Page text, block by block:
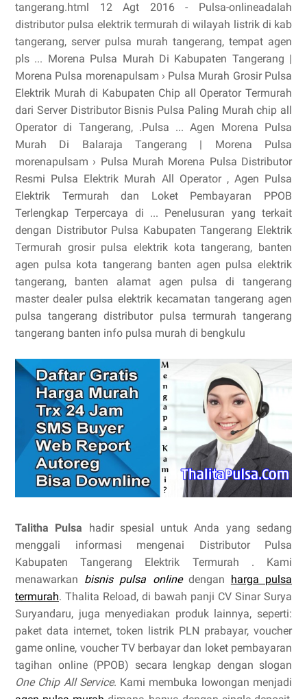
tangerang.html 12 Agt 2016 - Pulsa-onlineadalah
distributor pulsa elektrik termurah di wilayah listrik di kab
tangerang, server pulsa murah tangerang, tempat agen
pls ... Morena Pulsa Murah Di Kabupaten Tangerang |
Morena Pulsa morenapulsam › Pulsa Murah Grosir Pulsa
Elektrik Murah di Kabupaten Chip all Operator Termurah
dari Server Distributor Bisnis Pulsa Paling Murah chip all
Operator di Tangerang, .Pulsa ... Agen Morena Pulsa
Murah Di Balaraja Tangerang | Morena Pulsa
morenapulsam › Pulsa Murah Morena Pulsa Distributor
Resmi Pulsa Elektrik Murah All Operator , Agen Pulsa
Elektrik Termurah dan Loket Pembayaran PPOB
Terlengkap Terpercaya di ... Penelusuran yang terkait
dengan Distributor Pulsa Kabupaten Tangerang Elektrik
Termurah grosir pulsa elektrik kota tangerang, banten
agen pulsa kota tangerang banten agen pulsa elektrik
tangerang, banten alamat agen pulsa di tangerang
master dealer pulsa elektrik kecamatan tangerang agen
pulsa tangerang distributor pulsa termurah tangerang
tangerang banten info pulsa murah di bengkulu
Talitha Pulsa hadir spesial untuk Anda yang sedang
menggali informasi mengenai Distributor Pulsa
Kabupaten Tangerang Elektrik Termurah . Kami
menawarkan bisnis pulsa onlinedengan harga pulsa
termurah. Thalita Reload, di bawah panji CV Sinar Surya
Suryandaru, juga menyediakan produk lainnya, seperti:
paket data internet, token listrik PLN prabayar, voucher
game online, voucher TV berbayar dan loket pembayaran
tagihan online (PPOB) secara lengkap dengan slogan
One Chip All Service. Kami membuka lowongan menjadi